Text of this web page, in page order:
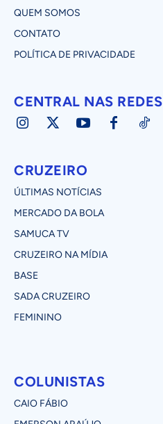
QUEM SOMOS
CONTATO
POLÍTICA DE PRIVACIDADE
CENTRAL NAS REDES
CRUZEIRO
ÚLTIMAS NOTÍCIAS
MERCADO DA BOLA
SAMUCA TV
CRUZEIRO NA MÍDIA
BASE
SADA CRUZEIRO
FEMININO
COLUNISTAS
CAIO FÁBIO